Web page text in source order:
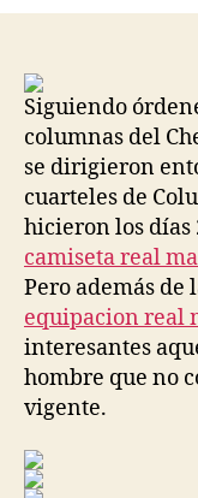
Siguiendo
columnas del
se dirigieron
cuarteles de
hicieron los días
camiseta real
Pero además de
equipacion real
interesantes
hombre que no
vigente.